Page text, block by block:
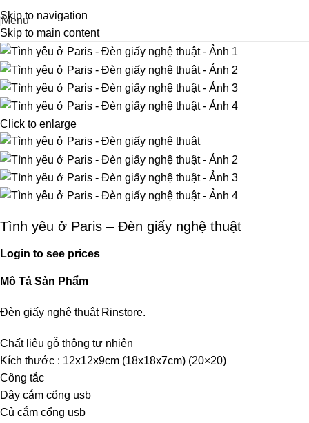
Skip to navigation
Skip to main content
Menu
Click to enlarge
Tình yêu ở Paris – Đèn giấy nghệ thuật
Login to see prices
Mô Tả Sản Phẩm
Đèn giấy nghệ thuật Rinstore.
Chất liệu gỗ thông tự nhiên
Kích thước : 12x12x9cm (18x18x7cm) (20×20)
Công tắc
Dây cắm cổng usb
Củ cắm cổng usb